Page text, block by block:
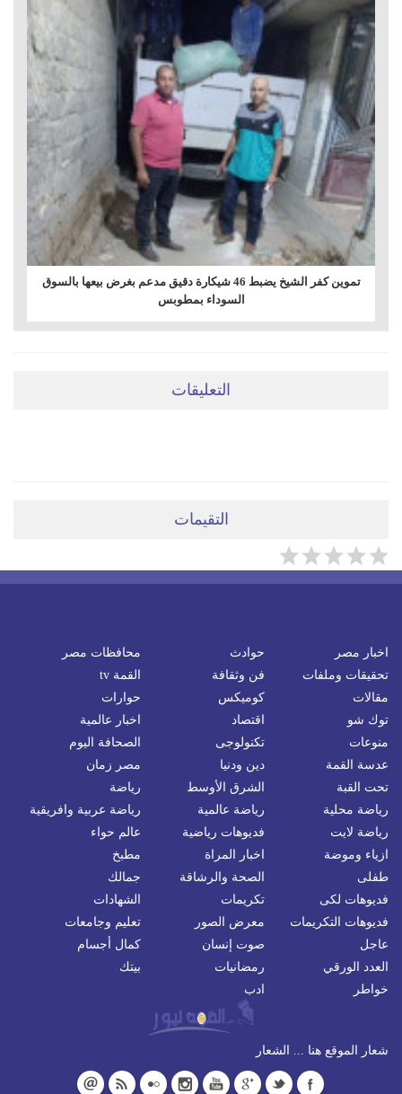
تموين كفر الشيخ يضبط 46 شيكارة دقيق مدعم بغرض بيعها بالسوق
السوداء بمطوبس
التعليقات
التقيمات
اخبار مصر حوادث
محافظات مصر
تحقيقات وملفات
فن وثقافة
القمة tv
مقالات
كوميكس
حوارات
توك شو
اقتصاد
اخبار عالمية
منوعات
تكنولوجى
الصحافة اليوم
عدسة القمة
دين ودنيا
مصر زمان
تحت القبة
الشرق الأوسط
رياضة
رياضة محلية
رياضة عالمية
رياضة عربية وافريقية
رياضة لايت
فديوهات رياضية
عالم حواء
ازياء وموضة
اخبار المراة
مطبخ
طفلى
الصحة والرشاقة
جمالك
فديوهات لكى
تكريمات
الشهادات
فديوهات التكريمات
معرض الصور
تعليم وجامعات
عاجل
صوت إنسان
كمال أجسام
العدد الورقي
رمضانيات
بيتك
خواطر
ادب
شعار الموقع هنا ... الشعار